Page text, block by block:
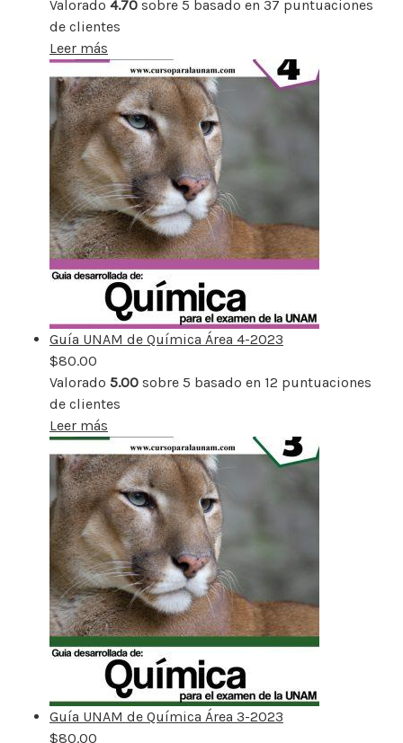
Valorado 4.70 sobre 5 basado en 37 puntuaciones
de clientes
Leer más
Guía UNAM de Química Área 4-2023
$80.00
Valorado 5.00 sobre 5 basado en 12 puntuaciones
de clientes
Leer más
Guía UNAM de Química Área 3-2023
$80.00